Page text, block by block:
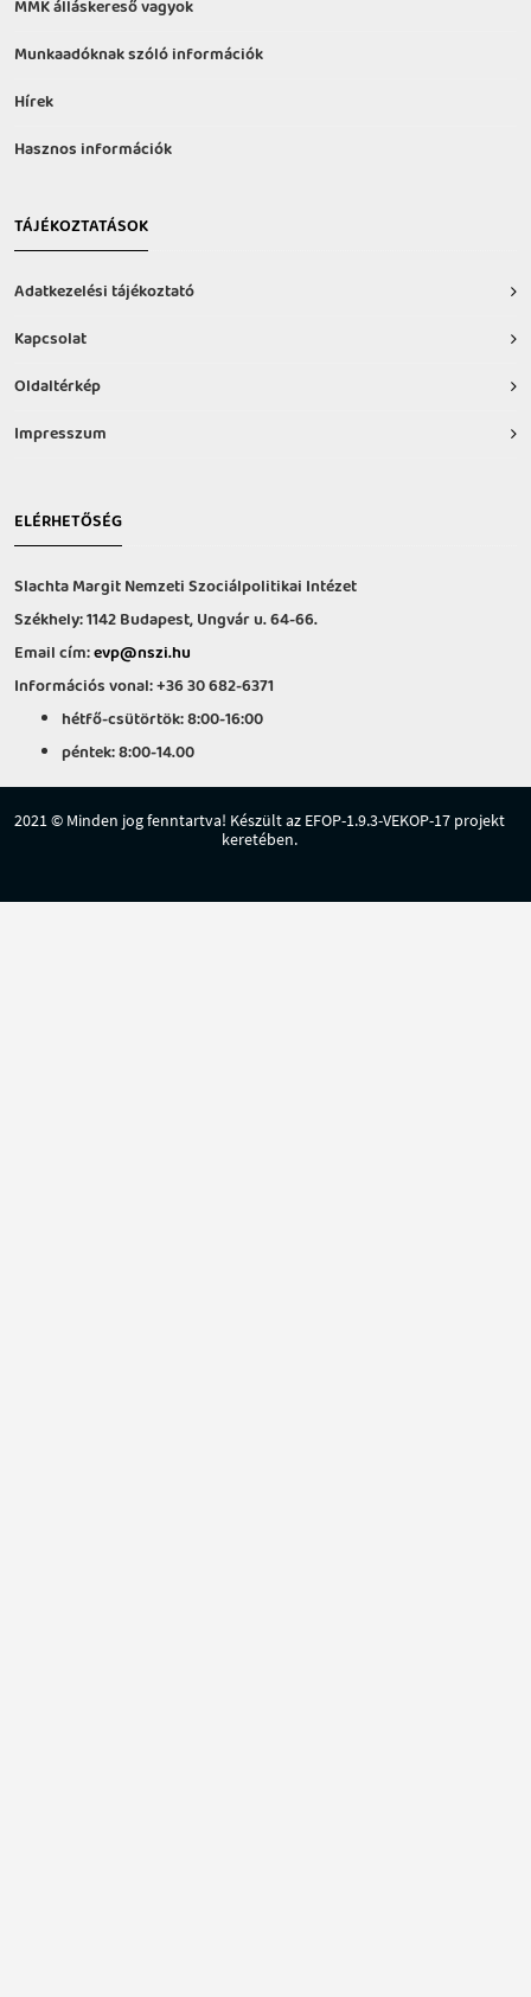
MMK álláskereső vagyok
Munkaadóknak szóló információk
Hírek
Hasznos információk
TÁJÉKOZTATÁSOK
Adatkezelési tájékoztató
Kapcsolat
Oldaltérkép
Impresszum
ELÉRHETŐSÉG
Slachta Margit Nemzeti Szociálpolitikai Intézet
Székhely: 1142 Budapest, Ungvár u. 64-66.
Email cím:evp@nszi.hu
Információs vonal: +36 30 682-6371
hétfő-csütörtök: 8:00-16:00
péntek: 8:00-14.00
2021 © Minden jog fenntartva! Készült az EFOP-1.9.3-VEKOP-17 projekt
keretében.